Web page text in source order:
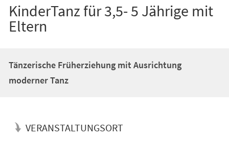
KinderTanz für 3,5- 5 Jährige mit
Eltern
Tänzerische Früherziehung mit Ausrichtung
moderner Tanz
VERANSTALTUNGSORT